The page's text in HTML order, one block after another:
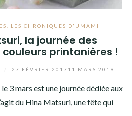
LES CHRONIQUES D'UMAMI
la journée des
printanières !
27 FÉVRIER 2017 11 MARS 2019
le 3 mars est une journée dédiée aux
du Hina Matsuri, une fête qui